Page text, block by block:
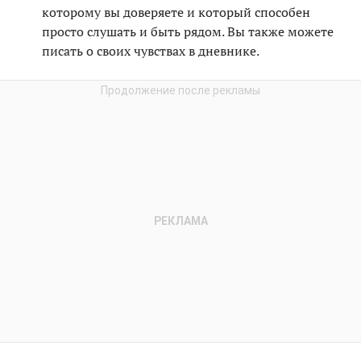
которому вы доверяете и который способен
просто слушать и быть рядом. Вы также можете
писать о своих чувствах в дневнике.